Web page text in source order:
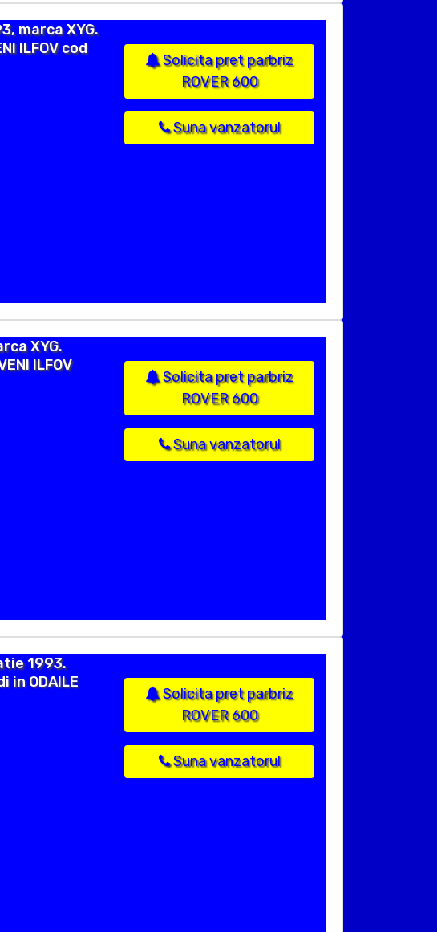
marca XYG.
ILFOV cod
Solicita pret parbriz
ROVER 600
Suna vanzatorul
XYG.
ILFOV
Solicita pret parbriz
ROVER 600
Suna vanzatorul
1993.
in ODAILE
Solicita pret parbriz
ROVER 600
Suna vanzatorul